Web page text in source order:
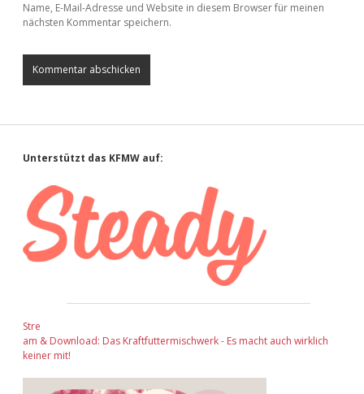
Name, E-Mail-Adresse und Website in diesem Browser für meinen
nächsten Kommentar speichern.
Sidebar
Unterstützt das KFMW auf:
Stre
am & Download: Das Kraftfuttermischwerk - Es macht auch wirklich
keiner mit!